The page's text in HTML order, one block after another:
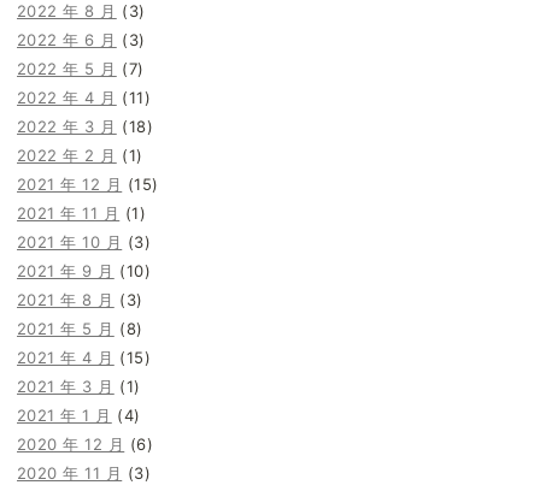
2022 年 8 月 (3)
2022 年 6 月 (3)
2022 年 5 月 (7)
2022 年 4 月 (11)
2022 年 3 月 (18)
2022 年 2 月 (1)
2021 年 12 月 (15)
2021 年 11 月 (1)
2021 年 10 月 (3)
2021 年 9 月 (10)
2021 年 8 月 (3)
2021 年 5 月 (8)
2021 年 4 月 (15)
2021 年 3 月 (1)
2021 年 1 月 (4)
2020 年 12 月 (6)
2020 年 11 月 (3)